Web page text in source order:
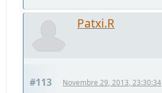
Patxi.R
#113 Novembre 29, 2013, 23:30:34